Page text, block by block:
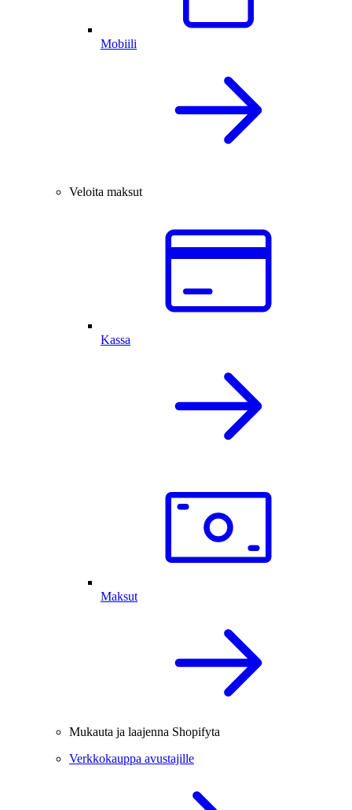
Mobiili
Veloita maksut
Kassa
Maksut
Mukauta ja laajenna Shopifyta
Verkkokauppa avustajille